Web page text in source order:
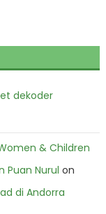
dekoder
& Children
Puan Nurul on
di Andorra